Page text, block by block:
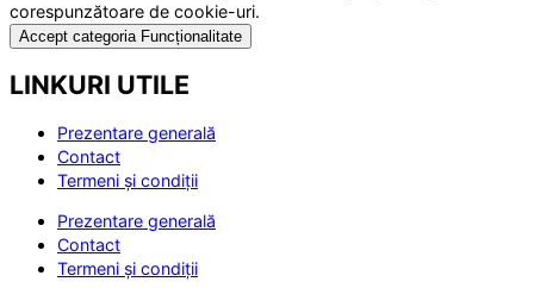
corespunzătoare de cookie-uri.
Accept categoria Funcționalitate
LINKURI UTILE
Prezentare generală
Contact
Termeni și condiții
Prezentare generală
Contact
Termeni și condiții